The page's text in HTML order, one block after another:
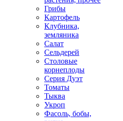
Грибы
Картофель
Клубника,
земляника
Салат
Сельдерей
Столовые
корнеплоды
Серия Дуэт
Томаты
Тыква
Укроп
Фасоль, бобы,